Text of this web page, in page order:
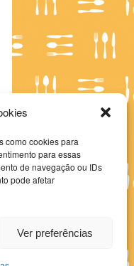
como cookies para
para essas
de navegação ou IDs
pode afetar
Ver preferências